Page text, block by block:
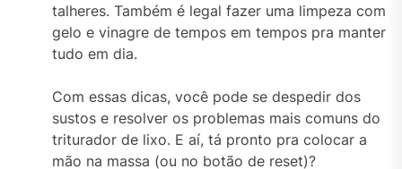
talheres. Também é legal fazer uma limpeza com
gelo e vinagre de tempos em tempos pra manter
tudo em dia.
Com essas dicas, você pode se despedir dos
sustos e resolver os problemas mais comuns do
triturador de lixo. E aí, tá pronto pra colocar a
mão na massa (ou no botão de reset)?